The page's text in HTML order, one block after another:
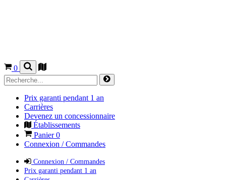
0
Prix garanti pendant 1 an
Carrières
Devenez un concessionnaire
Établissements
Panier0
Connexion / Commandes
Connexion / Commandes
Prix garanti pendant 1 an